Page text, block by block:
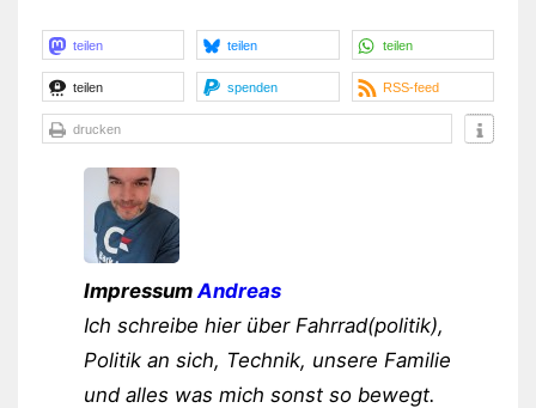
teilen teilen teilen
teilen spenden RSS-feed
drucken
Impressum Andreas
Ich schreibe hier über Fahrrad(politik),
Politik an sich, Technik, unsere Familie
und alles was mich sonst so bewegt.